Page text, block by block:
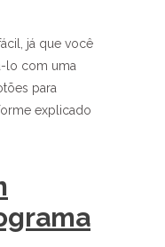
já que você
lo com uma
para
explicado